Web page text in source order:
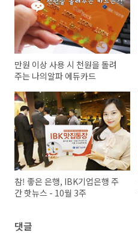
만원 이상 사용 시 천원을 돌려
주는 나의알파 에듀카드
참! 좋은 은행, IBK기업은행 주
간 핫뉴스 - 10월 3주
댓글